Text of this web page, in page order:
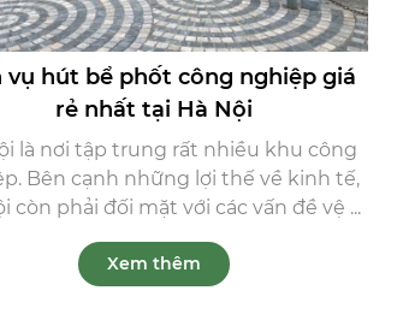
vụ hút bể phốt công nghiệp giá
rẻ nhất tại Hà Nội
là nơi tập trung rất nhiều khu công
Bên cạnh những lợi thế về kinh tế,
còn phải đối mặt với các vấn đề vệ ...
Xem thêm